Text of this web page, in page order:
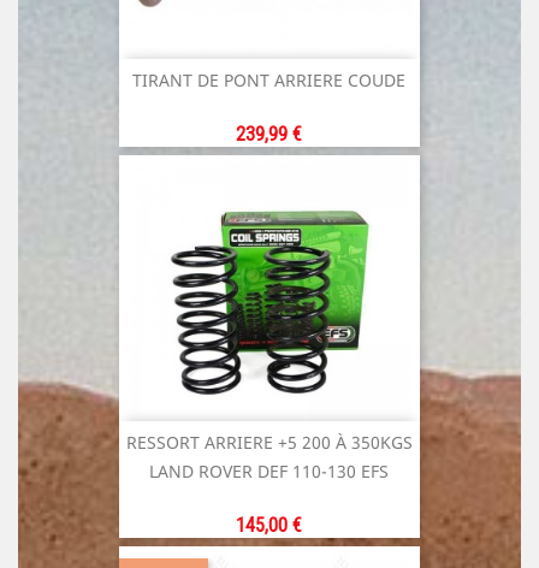
TIRANT DE PONT ARRIERE COUDE
Prix
239,99 €
RESSORT ARRIERE +5 200 À 350KGS
LAND ROVER DEF 110-130 EFS
Prix
145,00 €